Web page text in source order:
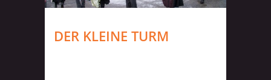
DER KLEINE TURM